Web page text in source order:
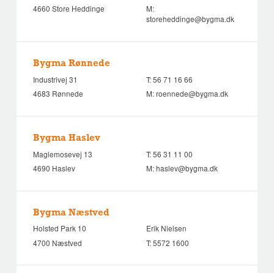
4660 Store Heddinge
M:
storeheddinge@bygma.dk
Bygma Rønnede
Industrivej 31
4683 Rønnede
T:56 71 16 66
M:roennede@bygma.dk
Bygma Haslev
Maglemosevej 13
4690 Haslev
T:56 31 11 00
M:haslev@bygma.dk
Bygma Næstved
Holsted Park 10
4700 Næstved
Erik Nielsen
T:5572 1600